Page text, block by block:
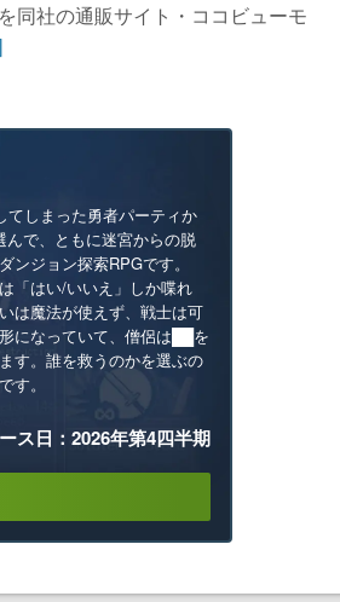
同社の通販サイト・ココビューモ
てしまった勇者パーティか
んで、ともに迷宮からの脱
ンジョン探索RPGです。
「はい/いいえ」しか喋れ
は魔法が使えず、戦士は可
になっていて、僧侶は██を
す。誰を救うのかを選ぶの
す。
ス日：2026年第4四半期